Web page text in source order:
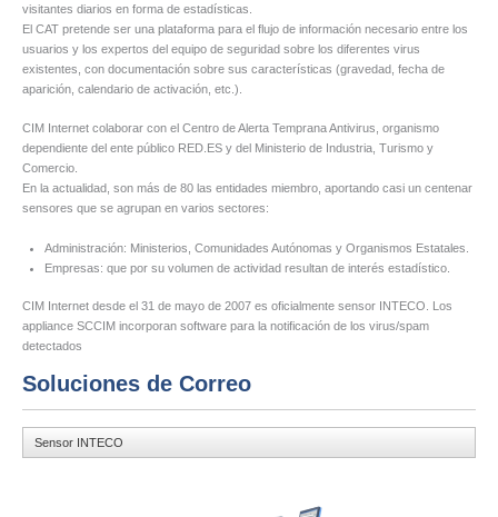
visitantes diarios en forma de estadísticas.
El CAT pretende ser una plataforma para el flujo de información necesario entre los
usuarios y los expertos del equipo de seguridad sobre los diferentes virus
existentes, con documentación sobre sus características (gravedad, fecha de
aparición, calendario de activación, etc.).
CIM Internet colaborar con el Centro de Alerta Temprana Antivirus, organismo
dependiente del ente público RED.ES y del Ministerio de Industria, Turismo y
Comercio.
En la actualidad, son más de 80 las entidades miembro, aportando casi un centenar
sensores que se agrupan en varios sectores:
Administración: Ministerios, Comunidades Autónomas y Organismos Estatales.
Empresas: que por su volumen de actividad resultan de interés estadístico.
CIM Internet desde el 31 de mayo de 2007 es oficialmente sensor INTECO. Los
appliance SCCIM incorporan software para la notificación de los virus/spam
detectados
Soluciones de Correo
Sensor INTECO